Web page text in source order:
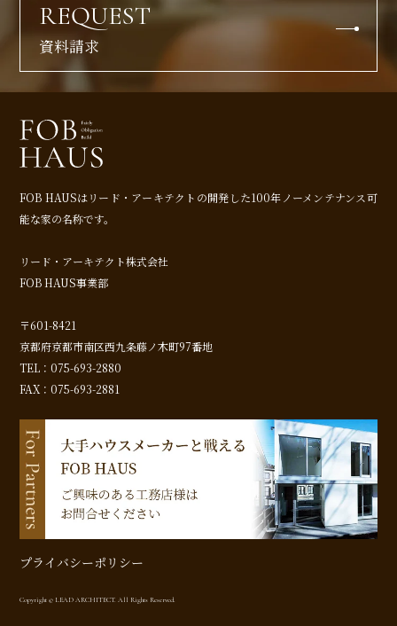
REQUEST
資料請求
FOB HAUSはリード・アーキテクトの開発した100年ノーメンテナンス可
能な家の名称です。
リード・アーキテクト株式会社
FOB HAUS事業部
〒601-8421
京都府京都市南区西九条藤ノ木町97番地
TEL：075-693-2880
FAX：075-693-2881
プライバシーポリシー
Copyright © LEAD ARCHITECT. All Rights Reserved.